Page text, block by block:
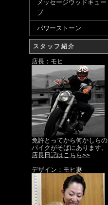
メッセージウッドキュー
ブ
パワーストーン
スタッフ紹介
店長：モヒ
免許とってから何かしらの
バイクがそばにあります。
店長日記はこちら>>
デザイン：モヒ妻